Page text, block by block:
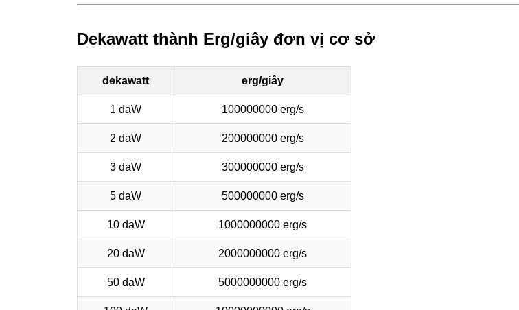
Dekawatt thành Erg/giây đơn vị cơ sở
dekawatt erg/giây
1 daW 100000000 erg/s
2 daW 200000000 erg/s
3 daW 300000000 erg/s
5 daW 500000000 erg/s
10 daW 1000000000 erg/s
20 daW 2000000000 erg/s
50 daW 5000000000 erg/s